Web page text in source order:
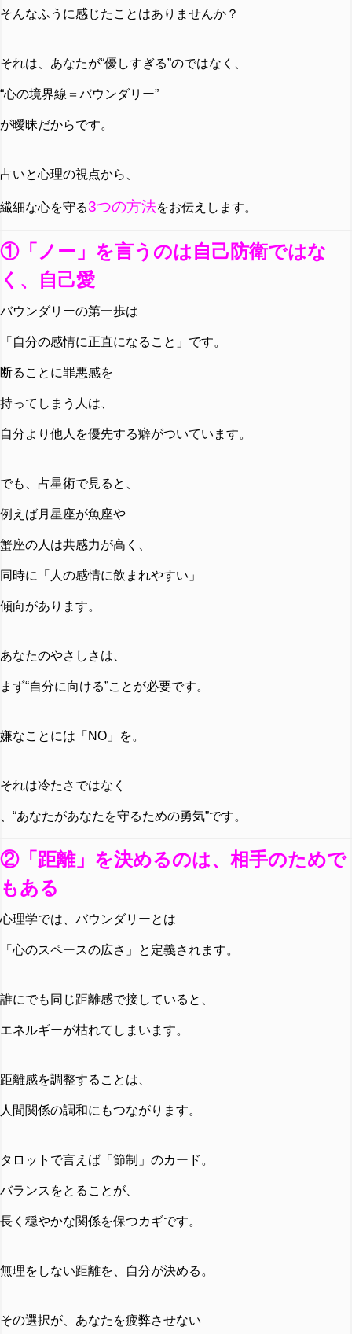
そんなふうに感じたことはありませんか？
それは、あなたが“優しすぎる”のではなく、
“心の境界線＝バウンダリー”
が曖昧だからです。
占いと心理の視点から、
繊細な心を守る3つの方法をお伝えします。
①「ノー」を言うのは自己防衛ではな
く、自己愛
バウンダリーの第一歩は
「自分の感情に正直になること」です。
断ることに罪悪感を
持ってしまう人は、
自分より他人を優先する癖がついています。
でも、占星術で見ると、
例えば月星座が魚座や
蟹座の人は共感力が高く、
同時に「人の感情に飲まれやすい」
傾向があります。
あなたのやさしさは、
まず“自分に向ける”ことが必要です。
嫌なことには「NO」を。
それは冷たさではなく
、“あなたがあなたを守るための勇気”です。
②「距離」を決めるのは、相手のためで
もある
心理学では、バウンダリーとは
「心のスペースの広さ」と定義されます。
誰にでも同じ距離感で接していると、
エネルギーが枯れてしまいます。
距離感を調整することは、
人間関係の調和にもつながります。
タロットで言えば「節制」のカード。
バランスをとることが、
長く穏やかな関係を保つカギです。
無理をしない距離を、自分が決める。
その選択が、あなたを疲弊させない